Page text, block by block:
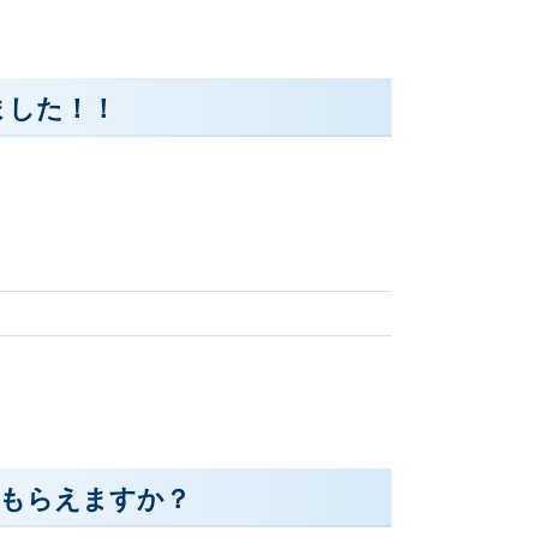
た！！
らえますか？